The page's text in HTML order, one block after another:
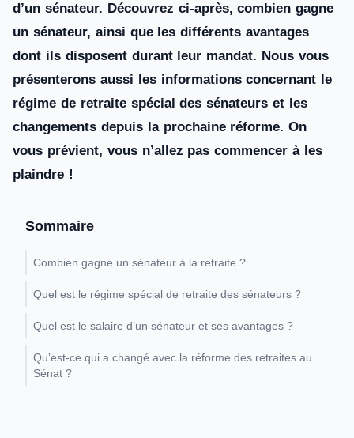
d’un sénateur. Découvrez ci-après, combien gagne
un sénateur, ainsi que les différents avantages
dont ils disposent durant leur mandat. Nous vous
présenterons aussi les informations concernant le
régime de retraite spécial des sénateurs et les
changements depuis la prochaine réforme. On
vous prévient, vous n’allez pas commencer à les
plaindre !
Sommaire
Combien gagne un sénateur à la retraite ?
Quel est le régime spécial de retraite des sénateurs ?
Quel est le salaire d’un sénateur et ses avantages ?
Qu’est-ce qui a changé avec la réforme des retraites au
Sénat ?